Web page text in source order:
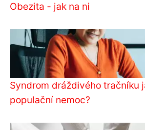
Obezita - jak na ni
Syndrom dráždivého tračníku
populační nemoc?